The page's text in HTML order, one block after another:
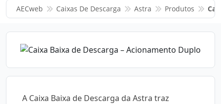
AECweb Caixas De Descarga Astra Produtos
A Caixa Baixa de Descarga da Astra traz